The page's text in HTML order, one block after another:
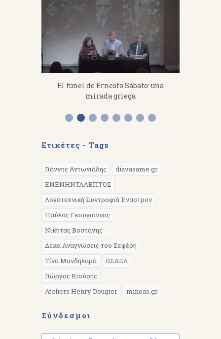
El túnel de Ernesto Sábato: una
mirada griega
Ετικέτες - Tags
Γιάννης Αντωνιάδης
diavasame.gr
EΝΕΝΗΝΤΑΛΕΠΤΟΣ
Λογοτεχνική Συντροφιά Έναστρον
Παύλος Γκουγιάννος
Νικήτας Βοστάνης
Δέκα Αναγνώσεις του Σεφέρη
Τίνα Μανδηλαρά
ΟΣΔΕΛ
Γιώργος Κιούσης
Ateliers Henry Dougier
minoas.gr
Σύνδεσμοι